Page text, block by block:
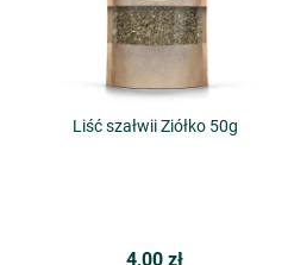
Liść szałwii Ziółko 50g
4,00 zł